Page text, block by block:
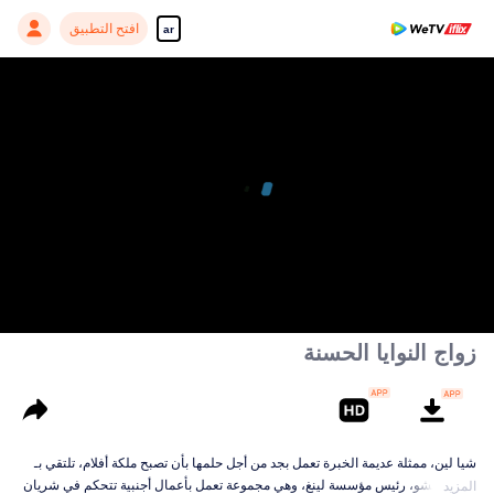
ar افتح التطبيق
زواج النوايا الحسنة
شيا لين، ممثلة عديمة الخبرة تعمل بجد من أجل حلمها بأن تصبح ملكة أفلام، تلتقي بـ
لينغ يي تشو، رئيس مؤسسة لينغ، وهي مجموعة تعمل بأعمال أجنبية تتحكم في شريان
المزيد